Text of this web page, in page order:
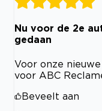
Nu voor de 2e
gedaan
Voor onze
voor ABC
Beveelt aan